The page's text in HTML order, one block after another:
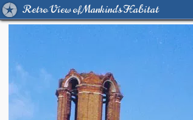
Retro View of Mankind's Habitat